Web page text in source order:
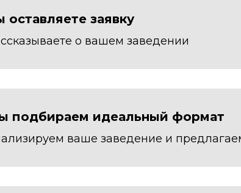
оставляете заявку
о вашем заведении
подбираем идеальный формат
ваше заведение и